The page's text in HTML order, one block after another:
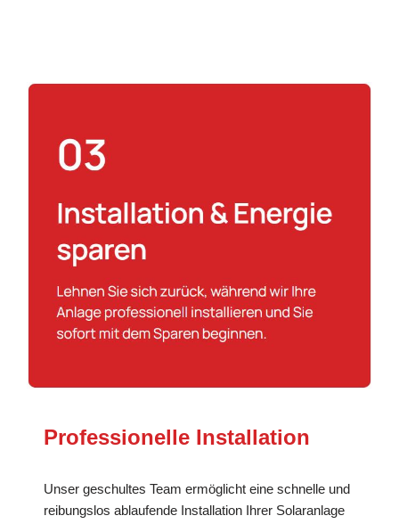
Professionelle Installation
Unser geschultes Team ermöglicht eine schnelle und
reibungslos ablaufende Installation Ihrer Solaranlage